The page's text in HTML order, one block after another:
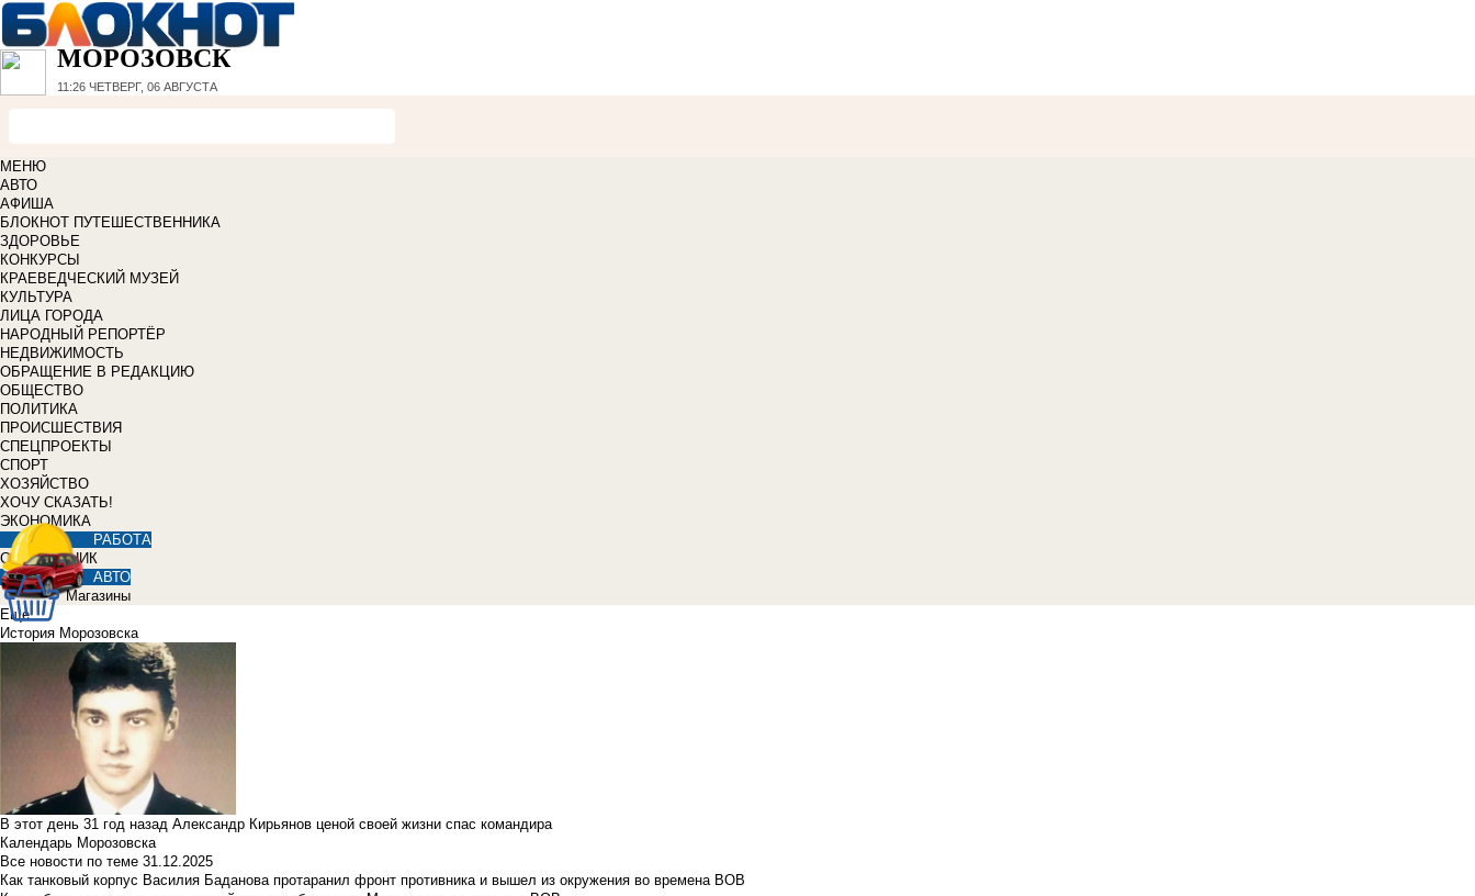
МОРОЗОВСК
11:26 ЧЕТВЕРГ, 06 АВГУСТА
МЕНЮ
АВТО
АФИША
БЛОКНОТ ПУТЕШЕСТВЕННИКА
ЗДОРОВЬЕ
КОНКУРСЫ
КРАЕВЕДЧЕСКИЙ МУЗЕЙ
КУЛЬТУРА
ЛИЦА ГОРОДА
НАРОДНЫЙ РЕПОРТЁР
НЕДВИЖИМОСТЬ
ОБРАЩЕНИЕ В РЕДАКЦИЮ
ОБЩЕСТВО
ПОЛИТИКА
ПРОИСШЕСТВИЯ
СПЕЦПРОЕКТЫ
СПОРТ
ХОЗЯЙСТВО
ХОЧУ СКАЗАТЬ!
ЭКОНОМИКА
РАБОТА
СПРАВОЧНИК
АВТО
Магазины
Еще
История Морозовска
В этот день 31 год назад Александр Кирьянов ценой своей жизни спас командира
Календарь Морозовска
Все новости по теме 31.12.2025
Как танковый корпус Василия Баданова протаранил фронт противника и вышел из окружения во времена ВОВ